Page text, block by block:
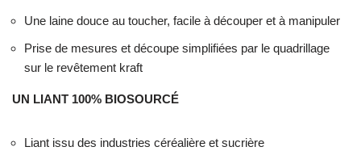
Une laine douce au toucher, facile à découper et à manipuler
Prise de mesures et découpe simplifiées par le quadrillage
sur le revêtement kraft
UN LIANT 100% BIOSOURCÉ
Liant issu des industries céréalière et sucrière